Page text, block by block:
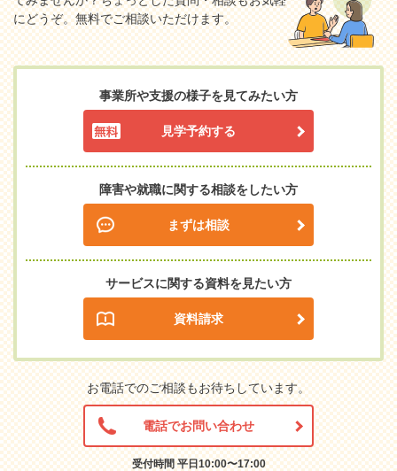
にどうぞ。無料でご相談いただけます。
事業所や支援の様子を見てみたい方
見学予約する
障害や就職に関する相談をしたい方
まずは相談
サービスに関する資料を見たい方
資料請求
お電話でのご相談もお待ちしています。
電話でお問い合わせ
受付時間 平日10:00〜17:00